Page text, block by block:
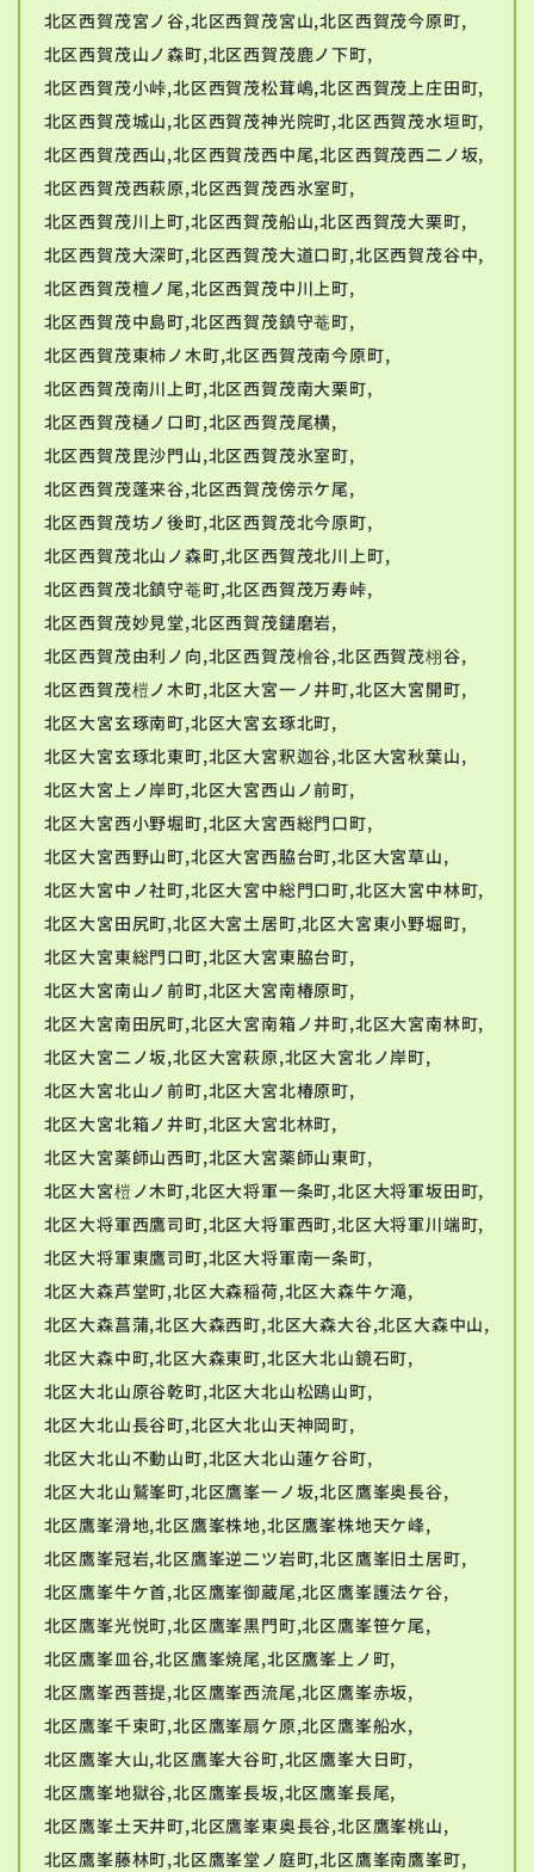
北区西賀茂宮ノ谷,北区西賀茂宮山,北区西賀茂今原町,
北区西賀茂山ノ森町,北区西賀茂鹿ノ下町,
北区西賀茂小峠,北区西賀茂松茸嶋,北区西賀茂上庄田町,
北区西賀茂城山,北区西賀茂神光院町,北区西賀茂水垣町,
北区西賀茂西山,北区西賀茂西中尾,北区西賀茂西二ノ坂,
北区西賀茂西萩原,北区西賀茂西氷室町,
北区西賀茂川上町,北区西賀茂船山,北区西賀茂大栗町,
北区西賀茂大深町,北区西賀茂大道口町,北区西賀茂谷中,
北区西賀茂檀ノ尾,北区西賀茂中川上町,
北区西賀茂中島町,北区西賀茂鎮守菴町,
北区西賀茂東柿ノ木町,北区西賀茂南今原町,
北区西賀茂南川上町,北区西賀茂南大栗町,
北区西賀茂樋ノ口町,北区西賀茂尾横,
北区西賀茂毘沙門山,北区西賀茂氷室町,
北区西賀茂蓬来谷,北区西賀茂傍示ケ尾,
北区西賀茂坊ノ後町,北区西賀茂北今原町,
北区西賀茂北山ノ森町,北区西賀茂北川上町,
北区西賀茂北鎮守菴町,北区西賀茂万寿峠,
北区西賀茂妙見堂,北区西賀茂鑓磨岩,
北区西賀茂由利ノ向,北区西賀茂檜谷,北区西賀茂栩谷,
北区西賀茂榿ノ木町,北区大宮一ノ井町,北区大宮開町,
北区大宮玄琢南町,北区大宮玄琢北町,
北区大宮玄琢北東町,北区大宮釈迦谷,北区大宮秋葉山,
北区大宮上ノ岸町,北区大宮西山ノ前町,
北区大宮西小野堀町,北区大宮西総門口町,
北区大宮西野山町,北区大宮西脇台町,北区大宮草山,
北区大宮中ノ社町,北区大宮中総門口町,北区大宮中林町,
北区大宮田尻町,北区大宮土居町,北区大宮東小野堀町,
北区大宮東総門口町,北区大宮東脇台町,
北区大宮南山ノ前町,北区大宮南椿原町,
北区大宮南田尻町,北区大宮南箱ノ井町,北区大宮南林町,
北区大宮二ノ坂,北区大宮萩原,北区大宮北ノ岸町,
北区大宮北山ノ前町,北区大宮北椿原町,
北区大宮北箱ノ井町,北区大宮北林町,
北区大宮薬師山西町,北区大宮薬師山東町,
北区大宮榿ノ木町,北区大将軍一条町,北区大将軍坂田町,
北区大将軍西鷹司町,北区大将軍西町,北区大将軍川端町,
北区大将軍東鷹司町,北区大将軍南一条町,
北区大森芦堂町,北区大森稲荷,北区大森牛ケ滝,
北区大森菖蒲,北区大森西町,北区大森大谷,北区大森中山,
北区大森中町,北区大森東町,北区大北山鏡石町,
北区大北山原谷乾町,北区大北山松鴎山町,
北区大北山長谷町,北区大北山天神岡町,
北区大北山不動山町,北区大北山蓮ケ谷町,
北区大北山鷲峯町,北区鷹峯一ノ坂,北区鷹峯奥長谷,
北区鷹峯滑地,北区鷹峯株地,北区鷹峯株地天ケ峰,
北区鷹峯冠岩,北区鷹峯逆二ツ岩町,北区鷹峯旧土居町,
北区鷹峯牛ケ首,北区鷹峯御蔵尾,北区鷹峯護法ケ谷,
北区鷹峯光悦町,北区鷹峯黒門町,北区鷹峯笹ケ尾,
北区鷹峯皿谷,北区鷹峯焼尾,北区鷹峯上ノ町,
北区鷹峯西菩提,北区鷹峯西流尾,北区鷹峯赤坂,
北区鷹峯千束町,北区鷹峯扇ケ原,北区鷹峯船水,
北区鷹峯大山,北区鷹峯大谷町,北区鷹峯大日町,
北区鷹峯地獄谷,北区鷹峯長坂,北区鷹峯長尾,
北区鷹峯土天井町,北区鷹峯東奥長谷,北区鷹峯桃山,
北区鷹峯藤林町,北区鷹峯堂ノ庭町,北区鷹峯南鷹峯町,